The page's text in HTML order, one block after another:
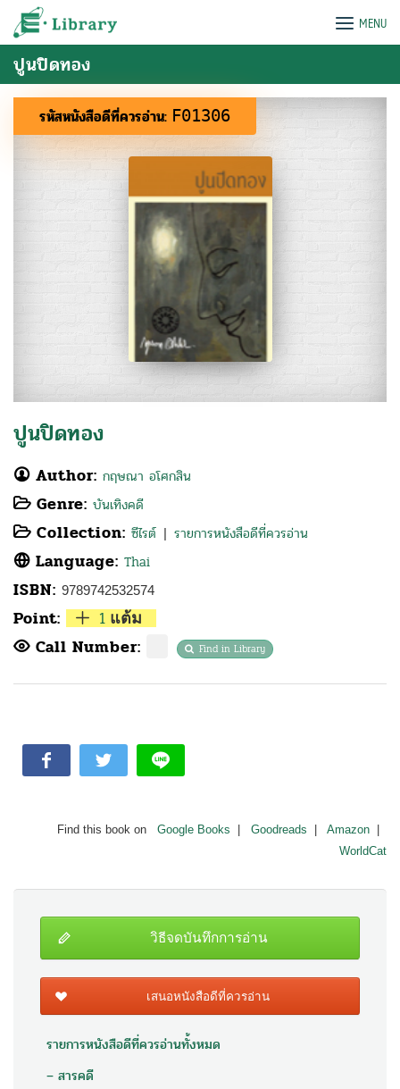
Skip
e-Library MENU
ปูนปิดทอง
รหัสหนังสือดีที่ควรอ่าน: F01306
ปูนปิดทอง
Author: กฤษณา อโศกสิน
Genre: บันเทิงคดี
Collection: ซีไรต์ | รายการหนังสือดีที่ควรอ่าน
Language: Thai
ISBN: 9789742532574
Point: 1 แต้ม
Call Number: Find in Library
Find this book on Google Books Goodreads Amazon
WorldCat
วิธีจดบันทึกการอ่าน
เสนอหนังสือดีที่ควรอ่าน
รายการหนังสือดีที่ควรอ่านทั้งหมด
– สารคดี